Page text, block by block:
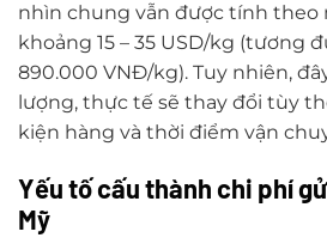
nhìn chung vẫn được tính theo
khoảng 15 – 35 USD/kg (tương
890.000 VNĐ/kg). Tuy nhiên,
lượng, thực tế sẽ thay đổi tùy
kiện hàng và thời điểm vận
Yếu tố cấu thành chi phí
Mỹ